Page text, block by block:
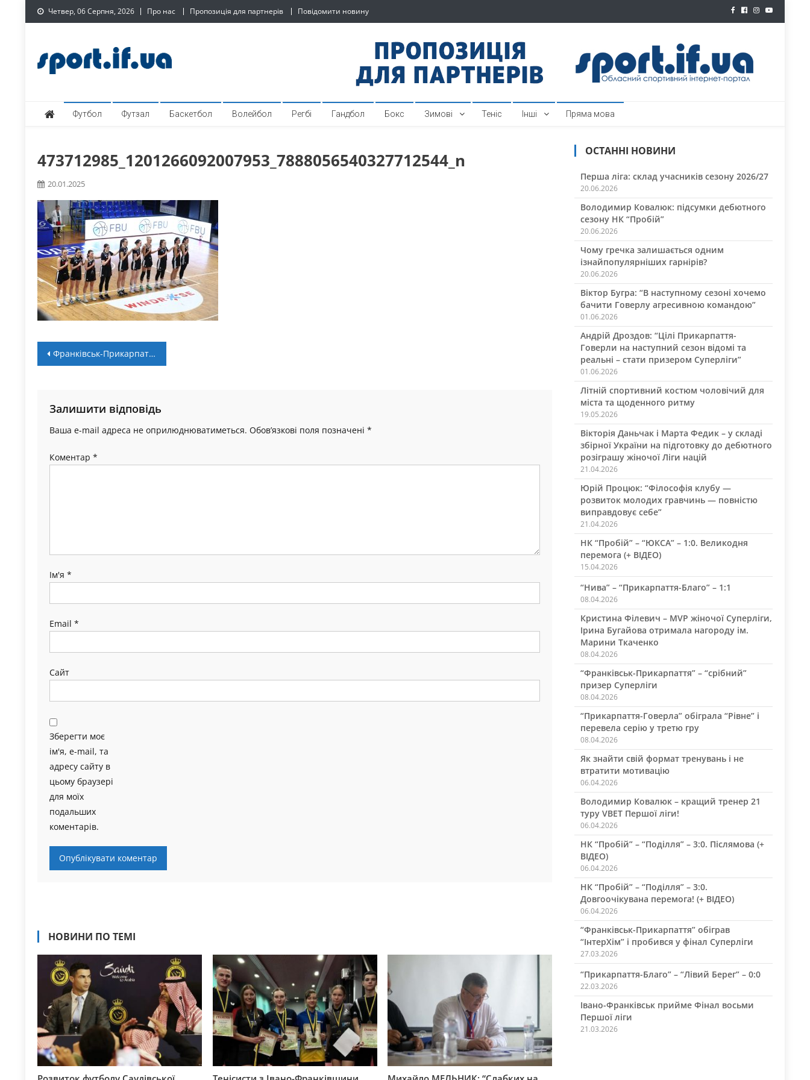
Skip
to
Четвер, 06 Серпня, 2026 Про нас Пропозиція для партнерів Повідомити новину
SPORT.IF.UA – Обласний спортивний інтернет-портал
Футбол Футзал Баскетбол Волейбол Регбі Гандбол Бокс Зимові Теніс Інші Пряма мова
473712985_1201266092007953_7888056540327712544_n
20.01.2025
Навігація
Франківськ-Прикарпаття залишився лідером: турнірна таблиця жіночої Суперліги
Залишити відповідь
Ваша e-mail адреса не оприлюднюватиметься. Обов’язкові поля позначені *
Коментар *
Ім'я *
Email *
Сайт
Зберегти моє
ім'я, e-mail, та
адресу сайту в
цьому браузері
для моїх
подальших
коментарів.
НОВИНИ ПО ТЕМІ
ОСТАННІ НОВИНИ
Перша ліга: склад учасників сезону 2026/27
20.06.2026
Володимир Ковалюк: підсумки дебютного
сезону НК “Пробій”
20.06.2026
Чому гречка залишається одним
ізнайпопулярніших гарнірів?
20.06.2026
Віктор Бугра: “В наступному сезоні хочемо
бачити Говерлу агресивною командою”
01.06.2026
Андрій Дроздов: “Цілі Прикарпаття-
Говерли на наступний сезон відомі та
реальні – стати призером Суперліги”
01.06.2026
Літній спортивний костюм чоловічий для
міста та щоденного ритму
19.05.2026
Вікторія Даньчак і Марта Федик – у складі
збірної України на підготовку до дебютного
розіграшу жіночої Ліги націй
21.04.2026
Юрій Процюк: “Філософія клубу —
розвиток молодих гравчинь — повністю
виправдовує себе”
21.04.2026
НК “Пробій” – “ЮКСА” – 1:0. Великодня
перемога (+ ВІДЕО)
15.04.2026
“Нива” – “Прикарпаття-Благо” – 1:1
08.04.2026
Кристина Філевич – MVP жіночої Суперліги,
Ірина Бугайова отримала нагороду ім.
Марини Ткаченко
08.04.2026
“Франківськ-Прикарпаття” – “срібний”
призер Суперліги
08.04.2026
“Прикарпаття-Говерла” обіграла “Рівне” і
перевела серію у третю гру
08.04.2026
Як знайти свій формат тренувань і не
втратити мотивацію
06.04.2026
Володимир Ковалюк – кращий тренер 21
туру VBET Першої ліги!
06.04.2026
НК “Пробій” – “Поділля” – 3:0. Післямова (+
ВІДЕО)
06.04.2026
НК “Пробій” – “Поділля” – 3:0.
Довгоочікувана перемога! (+ ВІДЕО)
06.04.2026
“Франківськ-Прикарпаття” обіграв
“ІнтерХім” і пробився у фінал Суперліги
27.03.2026
“Прикарпаття-Благо” – “Лівий Берег” – 0:0
22.03.2026
Івано-Франківськ прийме Фінал восьми
Першої ліги
21.03.2026